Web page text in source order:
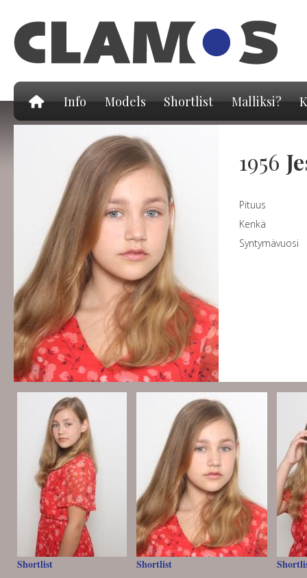
Info Models Shortlist Malliksi?
1956
Pituus
Kenkä
Syntymävuosi
Shortlist Shortlist